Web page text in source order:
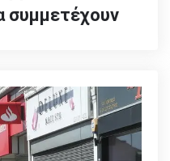
συμμετέχουν